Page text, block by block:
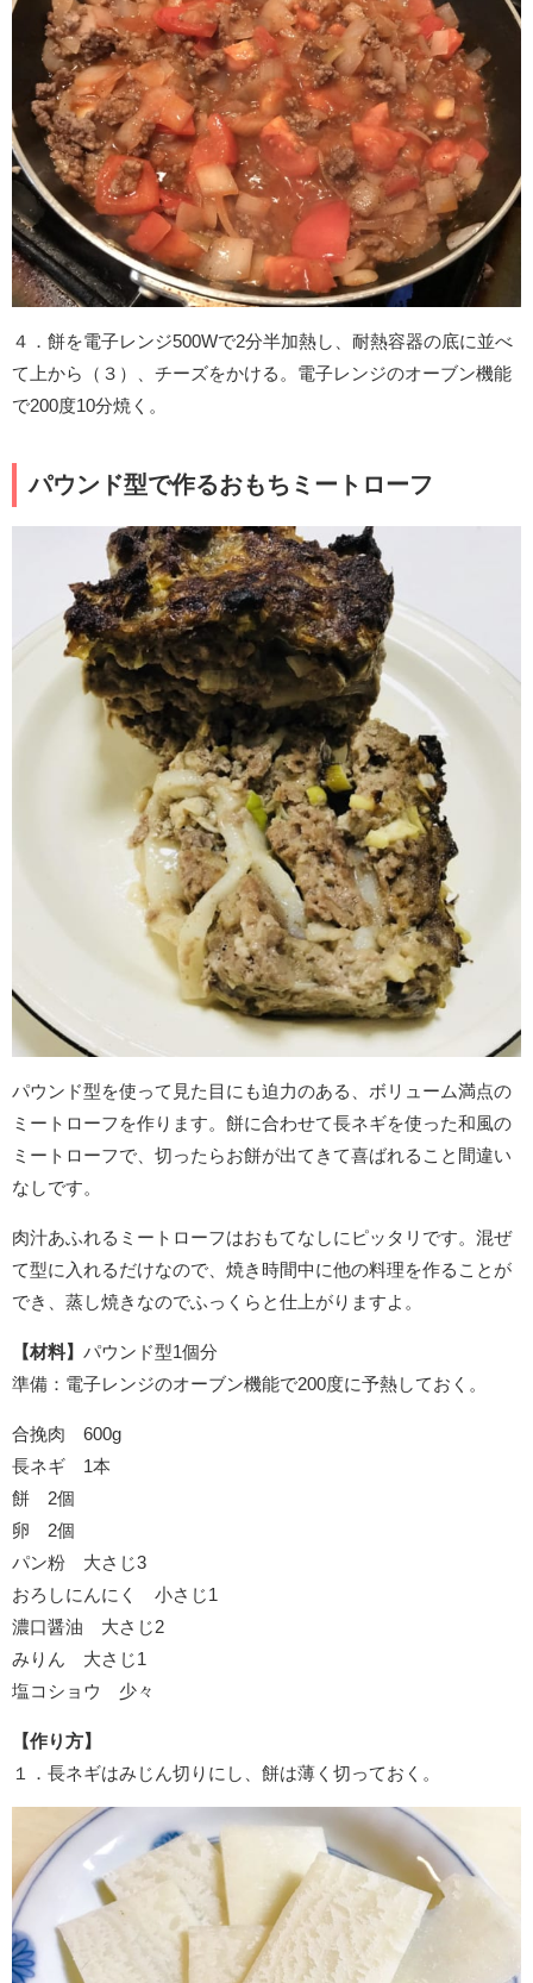
４．餅を電子レンジ500Wで2分半加熱し、耐熱容器の底に並べ
て上から（３）、チーズをかける。電子レンジのオーブン機能
で200度10分焼く。
パウンド型で作るおもちミートローフ
パウンド型を使って見た目にも迫力のある、ボリューム満点の
ミートローフを作ります。餅に合わせて長ネギを使った和風の
ミートローフで、切ったらお餅が出てきて喜ばれること間違い
なしです。
肉汁あふれるミートローフはおもてなしにピッタリです。混ぜ
て型に入れるだけなので、焼き時間中に他の料理を作ることが
でき、蒸し焼きなのでふっくらと仕上がりますよ。
【材料】 パウンド型1個分
準備：電子レンジのオーブン機能で200度に予熱しておく。
合挽肉 600g
長ネギ 1本
餅 2個
卵 2個
パン粉 大さじ3
おろしにんにく 小さじ1
濃口醤油 大さじ2
みりん 大さじ1
塩コショウ 少々
【作り方】
１．長ネギはみじん切りにし、餅は薄く切っておく。